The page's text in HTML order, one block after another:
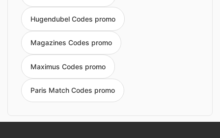
Hugendubel Codes promo
Magazines Codes promo
Maximus Codes promo
Paris Match Codes promo